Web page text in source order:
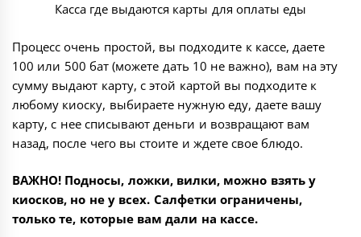
Касса где выдаются карты для оплаты еды
Процесс очень простой, вы подходите к кассе, даете
100 или 500 бат (можете дать 10 не важно), вам на эту
сумму выдают карту, с этой картой вы подходите к
любому киоску, выбираете нужную еду, даете вашу
карту, с нее списывают деньги и возвращают вам
назад, после чего вы стоите и ждете свое блюдо.
ВАЖНО! Подносы, ложки, вилки, можно взять у
киосков, но не у всех. Салфетки ограничены,
только те, которые вам дали на кассе.